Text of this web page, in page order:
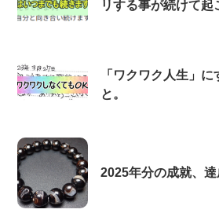
リする事が続けて
「ワクワク人生」
と。
2025年分の成就、